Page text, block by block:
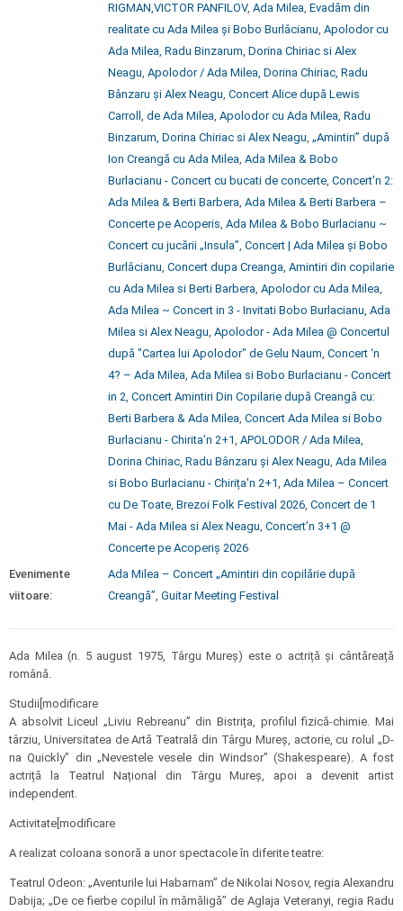
RIGMAN,VICTOR PANFILOV, Ada Milea, Evadăm din
realitate cu Ada Milea şi Bobo Burlǎcianu, Apolodor cu
Ada Milea, Radu Binzarum, Dorina Chiriac si Alex
Neagu, Apolodor / Ada Milea, Dorina Chiriac, Radu
Bânzaru și Alex Neagu, Concert Alice după Lewis
Carroll, de Ada Milea, Apolodor cu Ada Milea, Radu
Binzarum, Dorina Chiriac si Alex Neagu, „Amintiri” după
Ion Creangă cu Ada Milea, Ada Milea & Bobo
Burlacianu - Concert cu bucati de concerte, Concert'n 2:
Ada Milea & Berti Barbera, Ada Milea & Berti Barbera –
Concerte pe Acoperis, Ada Milea & Bobo Burlacianu ~
Concert cu jucării „Insula”, Concert | Ada Milea şi Bobo
Burlǎcianu, Concert dupa Creanga, Amintiri din copilarie
cu Ada Milea si Berti Barbera, Apolodor cu Ada Milea,
Ada Milea ~ Concert in 3 - Invitati Bobo Burlacianu, Ada
Milea si Alex Neagu, Apolodor - Ada Milea @ Concertul
după "Cartea lui Apolodor" de Gelu Naum, Concert ‘n
4? – Ada Milea, Ada Milea si Bobo Burlacianu - Concert
in 2, Concert Amintiri Din Copilarie după Creangă cu:
Berti Barbera & Ada Milea, Concert Ada Milea si Bobo
Burlacianu - Chirita’n 2+1, APOLODOR / Ada Milea,
Dorina Chiriac, Radu Bânzaru și Alex Neagu, Ada Milea
si Bobo Burlacianu - Chirița'n 2+1, Ada Milea – Concert
cu De Toate, Brezoi Folk Festival 2026, Concert de 1
Mai - Ada Milea si Alex Neagu, Concert’n 3+1 @
Concerte pe Acoperiș 2026
Evenimente
viitoare:
Ada Milea – Concert „Amintiri din copilărie după
Creangă”, Guitar Meeting Festival
Ada Milea (n. 5 august 1975, Târgu Mureș) este o actriță și cântăreață
română.
Studii[modificare
A absolvit Liceul „Liviu Rebreanu” din Bistrița, profilul fizică-chimie. Mai
târziu, Universitatea de Artă Teatrală din Târgu Mureș, actorie, cu rolul „D-
na Quickly" din „Nevestele vesele din Windsor" (Shakespeare). A fost
actriță la Teatrul Național din Târgu Mureș, apoi a devenit artist
independent.
Activitate[modificare
A realizat coloana sonoră a unor spectacole în diferite teatre:
Teatrul Odeon: „Aventurile lui Habarnam” de Nikolai Nosov, regia Alexandru
Dabija; „De ce fierbe copilul în mămăligă” de Aglaja Veteranyi, regia Radu